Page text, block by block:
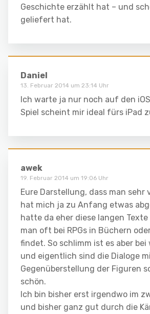
Geschichte erzählt hat – und
geliefert hat.
Daniel
13. Februar 2014 um 23:14 Uhr
Ich warte ja nur noch auf den
Spiel scheint mir ideal fürs iPad
awek
19. Februar 2014 um 19:06 Uhr
Eure Darstellung, dass man sehr
hat mich ja zu Anfang etwas
hatte da eher diese langen Texte
man oft bei RPGs in Büchern
findet. So schlimm ist es aber
und eigentlich sind die Dialoge
Gegenüberstellung der Figuren
schön.
Ich bin bisher erst irgendwo im
und bisher ganz gut durch die